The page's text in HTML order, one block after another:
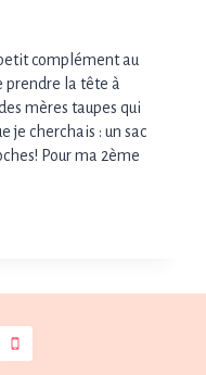
complément au
prendre la tête à
mères taupes qui
je cherchais : un sac
Pour ma 2ème